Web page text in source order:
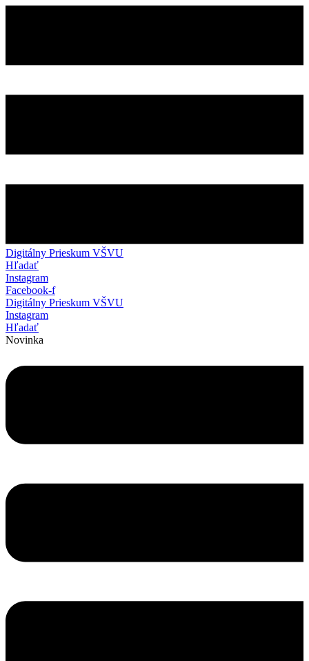
Digitálny Prieskum VŠVU
Hľadať
Instagram
Facebook-f
Digitálny Prieskum VŠVU
Instagram
Hľadať
Novinka